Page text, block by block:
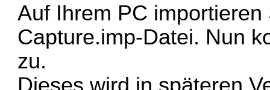
Auf Ihrem PC
Capture.imp-Datei. Nun
zu.
Dieses wird in späteren